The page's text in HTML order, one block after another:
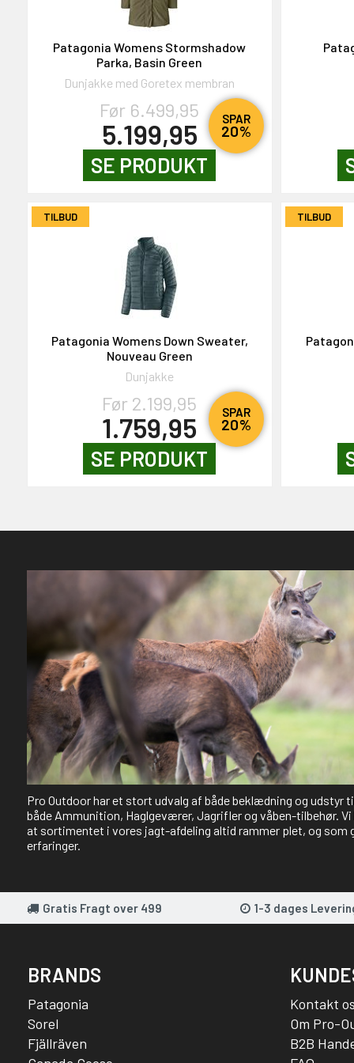
SPAR
20%
Patagonia Womens Stormshadow
Parka, Basin Green
Dunjakke med Goretex membran
Før 6.499,95
5.199,95
SE PRODUKT
TILBUD
SPAR
20%
Patagonia Womens Down Sweater,
Nouveau Green
Dunjakke
Før 2.199,95
1.759,95
SE PRODUKT
TILBUD
Pro Outdoor har et stort udvalg af både beklædning og udstyr
både Ammunition, Haglgeværer, Jagrifler og våben-tilbehør.
at sortimentet i vores jagt-afdeling altid rammer plet, og som
erfaringer.
Gratis Fragt over 499 1-3 dages
BRANDS
Patagonia
Sorel
Fjällräven
Kontakt os
Om Pro-
B2B
NEJ TAK!